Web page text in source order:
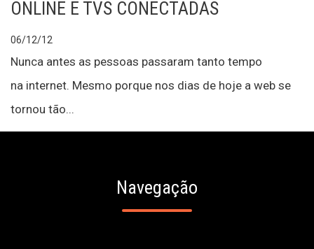
ONLINE E TVS CONECTADAS
06/12/12
Nunca antes as pessoas passaram tanto tempo
na internet. Mesmo porque nos dias de hoje a web se
tornou tão...
Navegação